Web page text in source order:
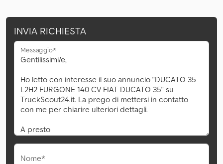
INVIA RICHIESTA
Messaggio*
Nome*